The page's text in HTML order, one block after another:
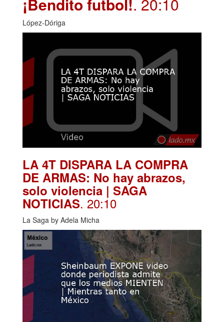
¡Bendito futbol!. 20:10
López-Dóriga
LA 4T DISPARA LA COMPRA
DE ARMAS: No hay abrazos,
solo violencia | SAGA
NOTICIAS. 20:10
La Saga by Adela Micha